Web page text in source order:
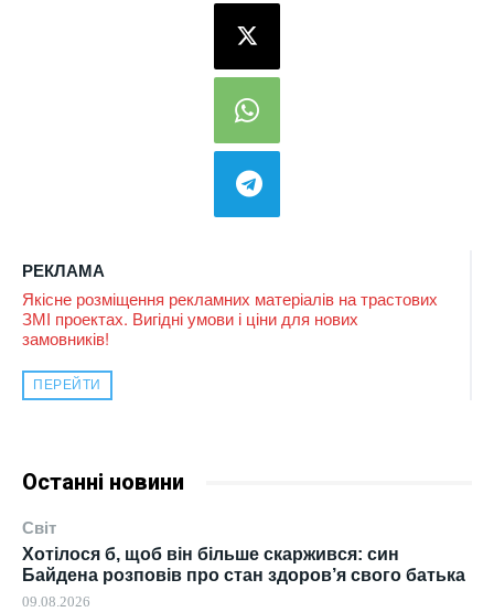
РЕКЛАМА
Якісне розміщення рекламних матеріалів на трастових
ЗМІ проектах. Вигідні умови і ціни для нових
замовників!
ПЕРЕЙТИ
Останні новини
Світ
Хотілося б, щоб він більше скаржився: син
Байдена розповів про стан здоров’я свого батька
09.08.2026